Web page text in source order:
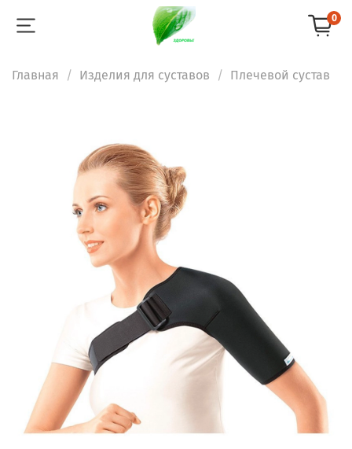
0
Главная Изделия для суставов Плечевой сустав